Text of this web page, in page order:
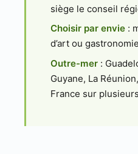
siège le conseil
Choisir par envie :
d’art ou
Outre-mer :
Guyane, La
France sur